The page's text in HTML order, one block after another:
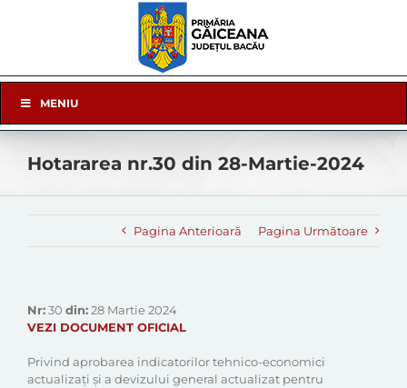
Navigation
MENIU
Hotararea nr.30 din 28-Martie-2024
Pagina Anterioară Pagina Următoare
Nr:30 din:28 Martie 2024
VEZI DOCUMENT OFICIAL
Privind aprobarea indicatorilor tehnico-economici
actualizați și a devizului general actualizat pentru